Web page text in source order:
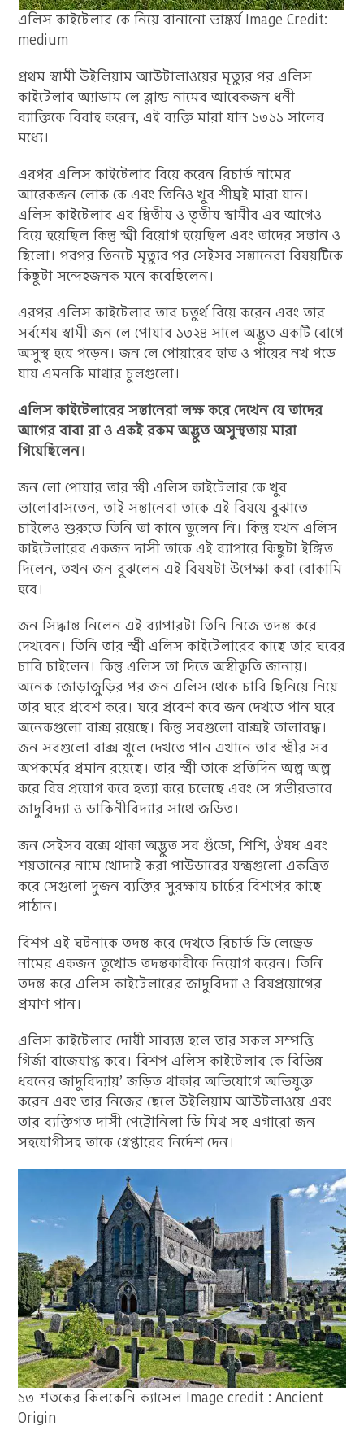
এলিস কাইটেলার কে নিয়ে বানানো ভাষ্কর্য Image Credit:
medium
প্রথম স্বামী উইলিয়াম আউটালাওয়ের মৃত্যুর পর এলিস
কাইটেলার অ্যাডাম লে ব্লান্ড নামের আরেকজন ধনী
ব্যাক্তিকে বিবাহ করেন, এই ব্যক্তি মারা যান ১৩১১ সালের
মধ্যে।
এরপর এলিস কাইটেলার বিয়ে করেন রিচার্ড নামের
আরেকজন লোক কে এবং তিনিও খুব শীঘ্রই মারা যান।
এলিস কাইটেলার এর দ্বিতীয় ও তৃতীয় স্বামীর এর আগেও
বিয়ে হয়েছিল কিন্তু স্ত্রী বিয়োগ হয়েছিল এবং তাদের সন্তান ও
ছিলো। পরপর তিনটে মৃত্যুর পর সেইসব সন্তানেরা বিষয়টিকে
কিছুটা সন্দেহজনক মনে করেছিলেন।
এরপর এলিস কাইটেলার তার চতুর্থ বিয়ে করেন এবং তার
সর্বশেষ স্বামী জন লে পোয়ার ১৩২৪ সালে অদ্ভুত একটি রোগে
অসুস্থ হয়ে পড়েন। জন লে পোয়ারের হাত ও পায়ের নখ পড়ে
যায় এমনকি মাথার চুলগুলো।
এলিস কাইটেলারের সন্তানেরা লক্ষ করে দেখেন যে তাদের
আগের বাবা রা ও একই রকম অদ্ভুত অসুস্থতায় মারা
গিয়েছিলেন।
জন লো পোয়ার তার স্ত্রী এলিস কাইটেলার কে খুব
ভালোবাসতেন, তাই সন্তানেরা তাকে এই বিষয়ে বুঝাতে
চাইলেও শুরুতে তিনি তা কানে তুলেন নি। কিন্তু যখন এলিস
কাইটেলারের একজন দাসী তাকে এই ব্যাপারে কিছুটা ইঙ্গিত
দিলেন, তখন জন বুঝলেন এই বিষয়টা উপেক্ষা করা বোকামি
হবে।
জন সিদ্ধান্ত নিলেন এই ব্যাপারটা তিনি নিজে তদন্ত করে
দেখবেন। তিনি তার স্ত্রী এলিস কাইটেলারের কাছে তার ঘরের
চাবি চাইলেন। কিন্তু এলিস তা দিতে অস্বীকৃতি জানায়।
অনেক জোড়াজুড়ির পর জন এলিস থেকে চাবি ছিনিয়ে নিয়ে
তার ঘরে প্রবেশ করে। ঘরে প্রবেশ করে জন দেখতে পান ঘরে
অনেকগুলো বাক্স রয়েছে। কিন্তু সবগুলো বাক্সই তালাবদ্ধ।
জন সবগুলো বাক্স খুলে দেখতে পান এখানে তার স্ত্রীর সব
অপকর্মের প্রমান রয়েছে। তার স্ত্রী তাকে প্রতিদিন অল্প অল্প
করে বিষ প্রয়োগ করে হত্যা করে চলেছে এবং সে গভীরভাবে
জাদুবিদ্যা ও ডাকিনীবিদ্যার সাথে জড়িত।
জন সেইসব বক্সে থাকা অদ্ভুত সব গুঁড়ো, শিশি, ঔষধ এবং
শয়তানের নামে খোদাই করা পাউডারের যন্ত্রগুলো একত্রিত
করে সেগুলো দুজন ব্যক্তির সুরক্ষায় চার্চের বিশপের কাছে
পাঠান।
বিশপ এই ঘটনাকে তদন্ত করে দেখতে রিচার্ড ডি লেড্রেড
নামের একজন তুখোড় তদন্তকারীকে নিয়োগ করেন। তিনি
তদন্ত করে এলিস কাইটেলারের জাদুবিদ্যা ও বিষপ্রয়োগের
প্রমাণ পান।
এলিস কাইটেলার দোষী সাব্যস্ত হলে তার সকল সম্পত্তি
গির্জা বাজেয়াপ্ত করে। বিশপ এলিস কাইটেলার কে বিভিন্ন
ধরনের জাদুবিদ্যায়’ জড়িত থাকার অভিযোগে অভিযুক্ত
করেন এবং তার নিজের ছেলে উইলিয়াম আউটলাওয়ে এবং
তার ব্যক্তিগত দাসী পেট্রোনিলা ডি মিথ সহ এগারো জন
সহযোগীসহ তাকে গ্রেপ্তারের নির্দেশ দেন।
১৩ শতকের কিলকেনি ক্যাসেল Image credit : Ancient
Origin